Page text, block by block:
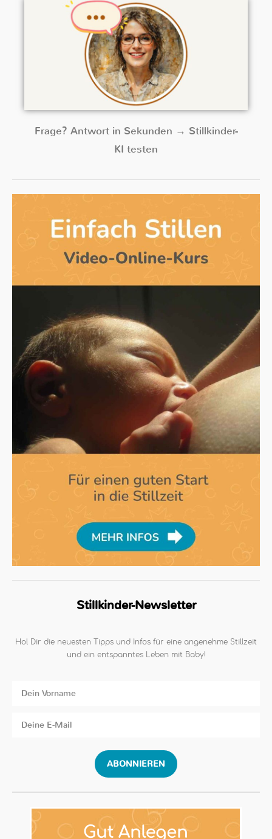
Frage? Antwort in Sekunden → Stillkinder-
KI testen
Stillkinder-Newsletter
Hol Dir die neuesten Tipps und Infos für eine angenehme Stillzeit
und ein entspanntes Leben mit Baby!
ABONNIEREN